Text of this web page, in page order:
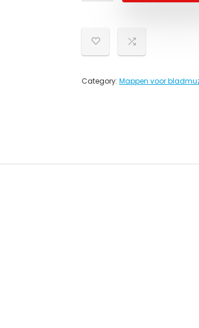
Category: Mappen voor